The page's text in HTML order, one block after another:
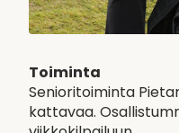
Toiminta
Senioritoiminta
kattavaa.